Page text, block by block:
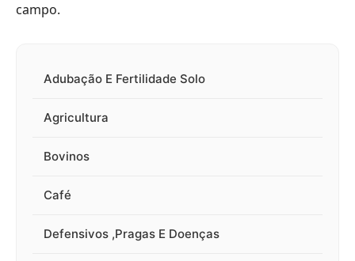
campo.
Adubação E Fertilidade Solo
Agricultura
Bovinos
Café
Defensivos ,Pragas E Doenças